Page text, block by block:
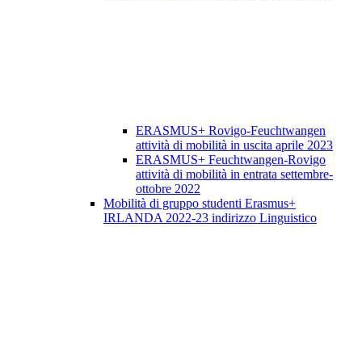
ERASMUS+ Rovigo-Feuchtwangen
attività di mobilità in uscita aprile 2023
ERASMUS+ Feuchtwangen-Rovigo
attività di mobilità in entrata settembre-
ottobre 2022
Mobilità di gruppo studenti Erasmus+
IRLANDA 2022-23 indirizzo Linguistico